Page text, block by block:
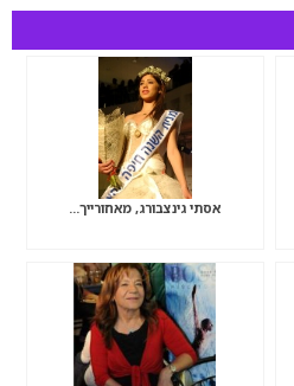
אסתי גינצבורג, מאחורייך…